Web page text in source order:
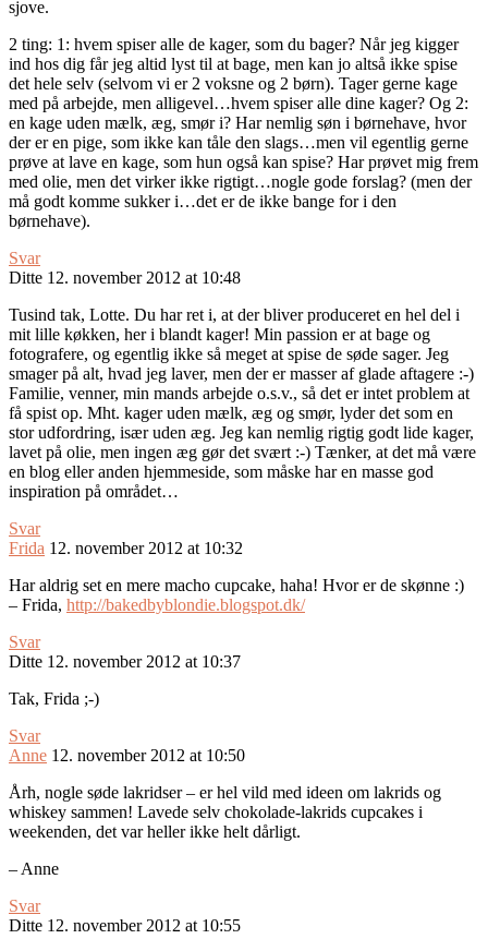
sjove.
2 ting: 1: hvem spiser alle de kager, som du bager? Når jeg kigger
ind hos dig får jeg altid lyst til at bage, men kan jo altså ikke spise
det hele selv (selvom vi er 2 voksne og 2 børn). Tager gerne kage
med på arbejde, men alligevel…hvem spiser alle dine kager? Og 2:
en kage uden mælk, æg, smør i? Har nemlig søn i børnehave, hvor
der er en pige, som ikke kan tåle den slags…men vil egentlig gerne
prøve at lave en kage, som hun også kan spise? Har prøvet mig frem
med olie, men det virker ikke rigtigt…nogle gode forslag? (men der
må godt komme sukker i…det er de ikke bange for i den
børnehave).
Svar
Ditte 12. november 2012 at 10:48
Tusind tak, Lotte. Du har ret i, at der bliver produceret en hel del i
mit lille køkken, her i blandt kager! Min passion er at bage og
fotografere, og egentlig ikke så meget at spise de søde sager. Jeg
smager på alt, hvad jeg laver, men der er masser af glade aftagere :-)
Familie, venner, min mands arbejde o.s.v., så det er intet problem at
få spist op. Mht. kager uden mælk, æg og smør, lyder det som en
stor udfordring, især uden æg. Jeg kan nemlig rigtig godt lide kager,
lavet på olie, men ingen æg gør det svært :-) Tænker, at det må være
en blog eller anden hjemmeside, som måske har en masse god
inspiration på området…
Svar
Frida 12. november 2012 at 10:32
Har aldrig set en mere macho cupcake, haha! Hvor er de skønne :)
– Frida, http://bakedbyblondie.blogspot.dk/
Svar
Ditte 12. november 2012 at 10:37
Tak, Frida ;-)
Svar
Anne 12. november 2012 at 10:50
Årh, nogle søde lakridser – er hel vild med ideen om lakrids og
whiskey sammen! Lavede selv chokolade-lakrids cupcakes i
weekenden, det var heller ikke helt dårligt.
– Anne
Svar
Ditte 12. november 2012 at 10:55